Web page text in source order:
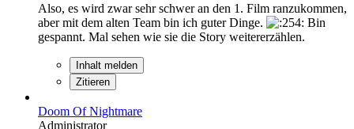
Also, es wird zwar sehr schwer an den 1. Film ranzukommen,
aber mit dem alten Team bin ich guter Dinge.
Bin
gespannt. Mal sehen wie sie die Story weitererzählen.
Inhalt melden
Zitieren
Doom Of Nightmare
Administrator